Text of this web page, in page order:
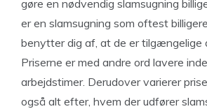
gøre en nødvendig slamsugning
er en slamsugning som oftest
benytter dig af, at de er tilgængelige
Priserne er med andre ord lavere
arbejdstimer. Derudover varierer
også alt efter, hvem der udfører